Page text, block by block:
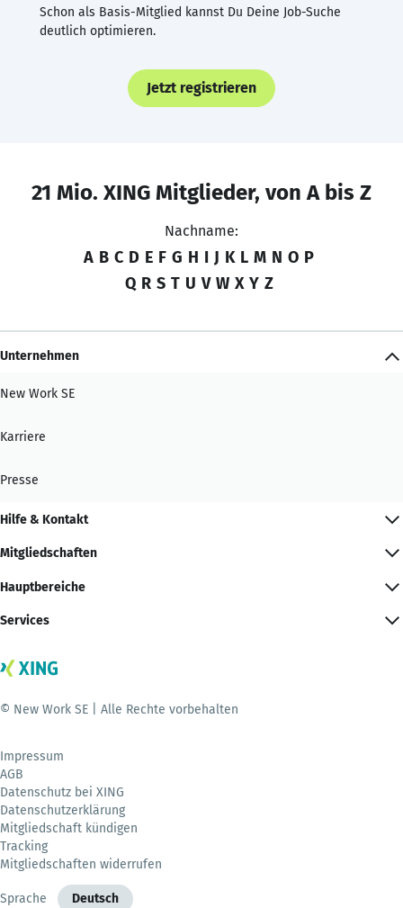
Schon als Basis-Mitglied kannst Du Deine Job-Suche
deutlich optimieren.
Jetzt registrieren
21 Mio. XING Mitglieder, von A bis Z
Nachname:
A B C D E F G H I J K L M N O P
Q R S T U V W X Y Z
Unternehmen
New Work SE
Karriere
Presse
Hilfe & Kontakt
Mitgliedschaften
Hauptbereiche
Services
© New Work SE | Alle Rechte vorbehalten
Impressum
AGB
Datenschutz bei XING
Datenschutzerklärung
Mitgliedschaft kündigen
Tracking
Mitgliedschaften widerrufen
Sprache Deutsch